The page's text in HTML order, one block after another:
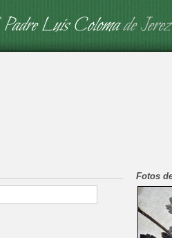
Padre Luis Colomade Jerez
Fotos